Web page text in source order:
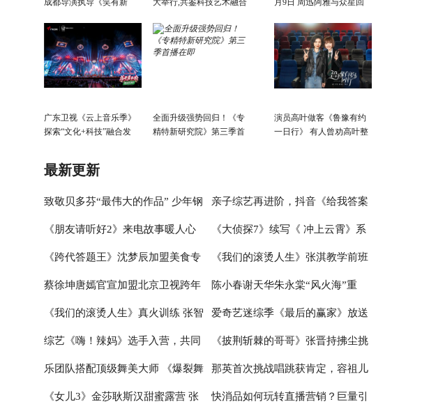
成都导演执导《笑有新
大举行,共鉴科技艺术融合
月9日 周迅阿雅与众星回
广东卫视《云上音乐季》
探索“文化+科技”融合发
全面升级强势回归！《专
精特新研究院》第三季首
演员高叶做客《鲁豫有约
一日行》 有人曾劝高叶整
最新更新
致敬贝多芬“最伟大的作品” 少年钢
琴家林秉宽 首演音乐会圆满成功
亲子综艺再进阶，抖音《给我答案
吧，妈妈请回答》的爆款逻辑
《朋友请听好2》来电故事暖人心
何炅讲述学霸爱情故事超浪漫
《大侦探7》续写《 冲上云霄》系
列 何炅张若昀邓伦未来感造型太吸
睛
《跨代答题王》沈梦辰加盟美食专
辑，杨迪称现在喝奶茶如同喝粥
《我们的滚烫人生》张淇教学前班
唱歌 张云龙展示球技
蔡徐坤唐嫣官宣加盟北京卫视跨年
冰雪盛典，冰雪舞台绽放青春风采
陈小春谢天华朱永棠“风火海”重
聚，《大湾仔的夜》主题曲嗨爆全
场
《我们的滚烫人生》真火训练 张智
霖挑战体能极限
爱奇艺迷综季《最后的赢家》放送
中 谜题烧脑剧情走心正向价值观引
网友深思
综艺《嗨！辣妈》选手入营，共同
见证“新时代女性”的初级绽放
《披荆斩棘的哥哥》张晋持拂尘挑
战新舞台 尹正半遮面舞扇战斗力拉
满
乐团队搭配顶级舞美大师 《爆裂舞
台》把专业打在公屏上
那英首次挑战唱跳获肯定，容祖儿
被打低分受挫落泪
《女儿3》金莎耿斯汉甜蜜露营 张 快消品如何玩转直播营销？巨量引